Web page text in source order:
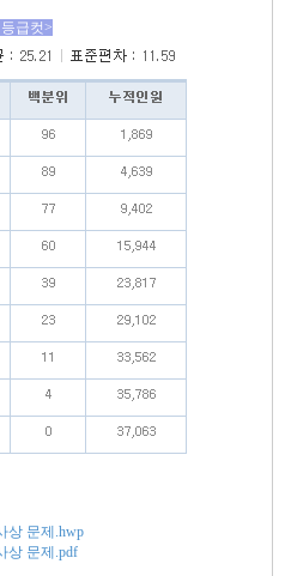
급컷>
상 문제.hwp
상 문제.pdf